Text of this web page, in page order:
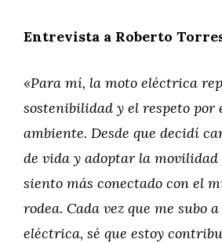
Entrevista a Roberto
«Para mí, la moto eléctrica
sostenibilidad y el respeto por
ambiente. Desde que decidí
de vida y adoptar la
siento más conectado con el
rodea. Cada vez que me subo
eléctrica, sé que estoy